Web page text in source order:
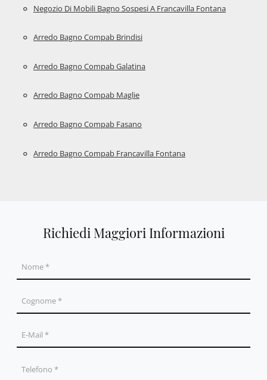
Negozio Di Mobili Bagno Sospesi A Francavilla Fontana
Arredo Bagno Compab Brindisi
Arredo Bagno Compab Galatina
Arredo Bagno Compab Maglie
Arredo Bagno Compab Fasano
Arredo Bagno Compab Francavilla Fontana
Richiedi Maggiori Informazioni